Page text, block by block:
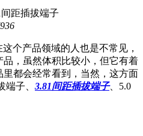
距插拔端子
产品领域的人也是不常见，
，虽然体积比较小，但它有着
都会经常看到，当然，这方面
端子、 3.81间距插拔端子、5.0